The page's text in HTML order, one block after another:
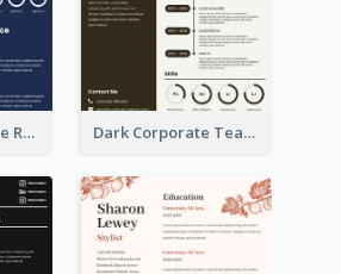
Photography Blue Resume Dark Corporate Teacher Resume